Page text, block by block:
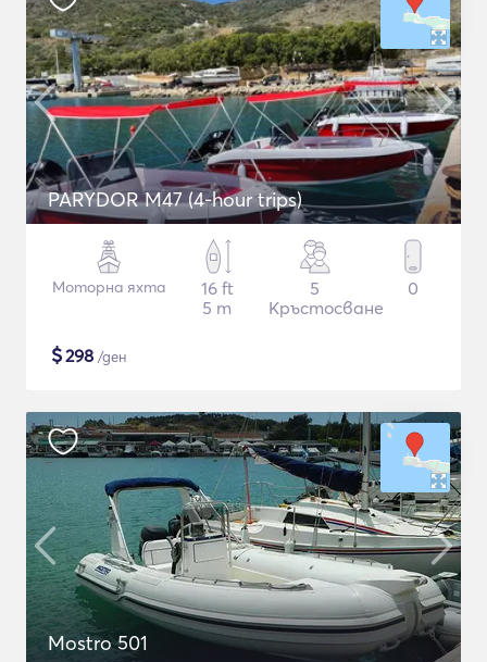
PARYDOR M47 (4-hour trips)
Моторна яхта
16 ft
5 m
5
Кръстосване
0
$298 /ден
Mostro 501